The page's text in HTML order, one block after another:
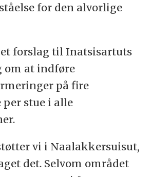
for den alvorlige
forslag til Inatsisartuts
om at indføre
på fire
stue i alle
vi i Naalakkersuisut,
det. Selvom området